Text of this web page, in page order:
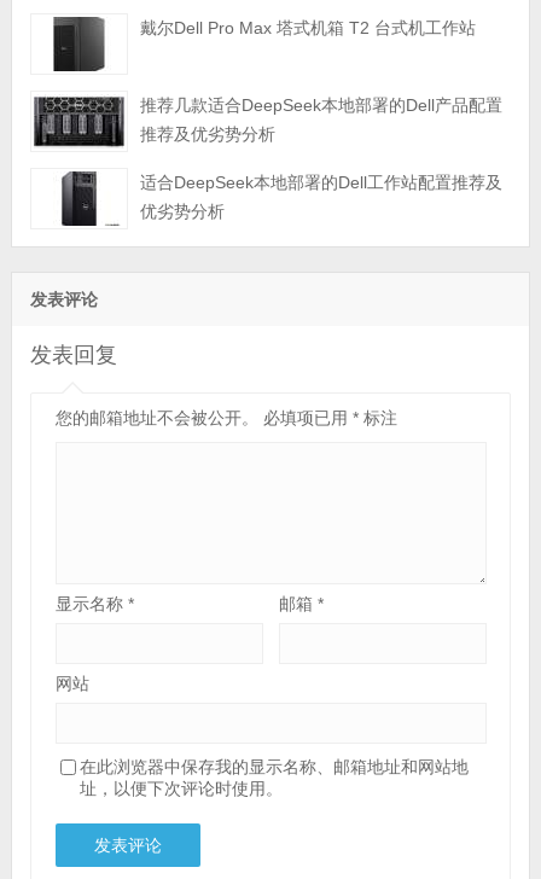
戴尔Dell Pro Max 塔式机箱 T2 台式机工作站
推荐几款适合DeepSeek本地部署的Dell产品配置
推荐及优劣势分析
适合DeepSeek本地部署的Dell工作站配置推荐及
优劣势分析
发表评论
发表回复
您的邮箱地址不会被公开。 必填项已用 *标注
显示名称 * 邮箱*
网站
在此浏览器中保存我的显示名称、邮箱地址和网站地
址，以便下次评论时使用。